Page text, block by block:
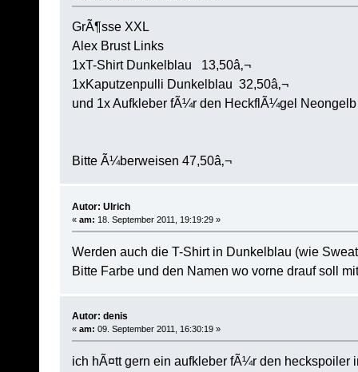
GrÃ¶sse XXL
Alex Brust Links
1xT-Shirt Dunkelblau 13,50â‚¬
1xKaputzenpulli Dunkelblau 32,50â‚¬
und 1x Aufkleber fÃ¼r den HeckflÃ¼gel Neongelb
Bitte Ã¼berweisen 47,50â‚¬
Autor: Ulrich
« am: 18. September 2011, 19:19:29 »
Werden auch die T-Shirt in Dunkelblau (wie
Bitte Farbe und den Namen wo vorne drauf soll
Autor: denis
« am: 09. September 2011, 16:30:19 »
ich hÃ¤tt gern ein aufkleber fÃ¼r den heckspoiler